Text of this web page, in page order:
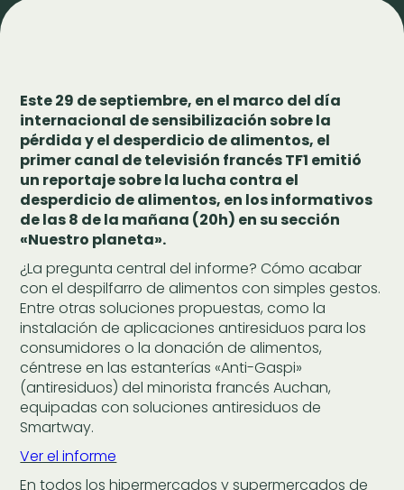
Este 29 de septiembre, en el marco del día
internacional de sensibilización sobre la
pérdida y el desperdicio de alimentos, el
primer canal de televisión francés TF1 emitió
un reportaje sobre la lucha contra el
desperdicio de alimentos, en los informativos
de las 8 de la mañana (20h) en su sección
«Nuestro planeta».
¿La pregunta central del informe? Cómo acabar
con el despilfarro de alimentos con simples gestos.
Entre otras soluciones propuestas, como la
instalación de aplicaciones antiresiduos para los
consumidores o la donación de alimentos,
céntrese en las estanterías «Anti-Gaspi»
(antiresiduos) del minorista francés Auchan,
equipadas con soluciones antiresiduos de
Smartway.
Ver el informe
En todos los hipermercados y supermercados de